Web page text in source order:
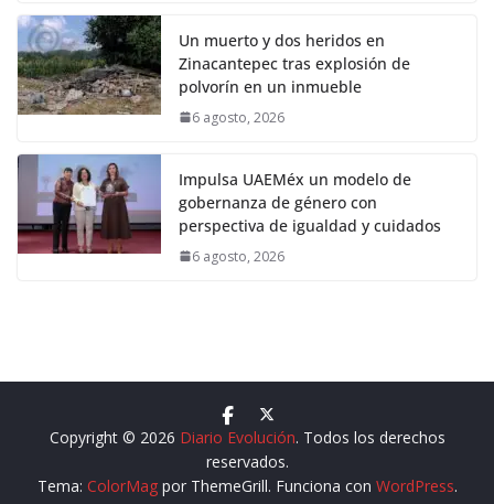
Un muerto y dos heridos en
Zinacantepec tras explosión de
polvorín en un inmueble
6 agosto, 2026
Impulsa UAEMéx un modelo de
gobernanza de género con
perspectiva de igualdad y cuidados
6 agosto, 2026
Copyright © 2026 Diario Evolución. Todos los derechos
reservados.
Tema: ColorMagpor ThemeGrill. Funciona con WordPress.